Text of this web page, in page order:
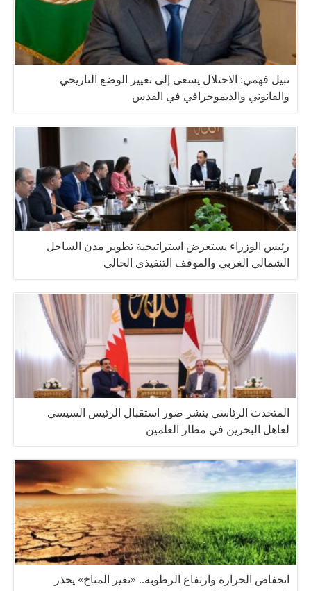
نبيل فهمي: الاحتلال يسعى إلى تغيير الوضع التاريخي
والقانوني والديموجرافي في القدس
رئيس الوزراء يستعرض استراتيجية تطوير مدن الساحل
الشمالي الغربي والموقف التنفيذي الحالي
المتحدث الرئاسي ينشر صور استقبال الرئيس السيسي
لعاهل البحرين في مطار العلمين
انخفاض الحرارة وارتفاع الرطوبة.. «تغير المناخ» يحذر